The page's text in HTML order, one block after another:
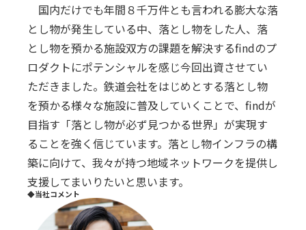
国内だけでも年間８千万件とも⾔われる膨⼤な落
とし物が発⽣している中、落とし物をした⼈、落
とし物を預かる施設双⽅の課題を解決するfindのプ
ロダクトにポテンシャルを感じ今回出資させてい
ただきました。鉄道会社をはじめとする落とし物
を預かる様々な施設に普及していくことで、findが
⽬指す「落とし物が必ず⾒つかる世界」が実現す
ることを強く信じています。落とし物インフラの構
築に向けて、我々が持つ地域ネットワークを提供し
⽀援してまいりたいと思います。
◆当社コメント